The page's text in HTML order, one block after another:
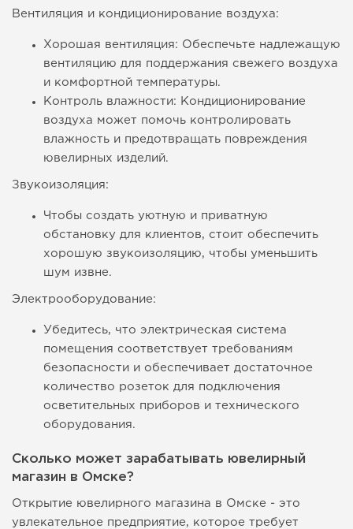
Вентиляция и кондиционирование воздуха:
Хорошая вентиляция: Обеспечьте надлежащую
вентиляцию для поддержания свежего воздуха
и комфортной температуры.
Контроль влажности: Кондиционирование
воздуха может помочь контролировать
влажность и предотвращать повреждения
ювелирных изделий.
Звукоизоляция:
Чтобы создать уютную и приватную
обстановку для клиентов, стоит обеспечить
хорошую звукоизоляцию, чтобы уменьшить
шум извне.
Электрооборудование:
Убедитесь, что электрическая система
помещения соответствует требованиям
безопасности и обеспечивает достаточное
количество розеток для подключения
осветительных приборов и технического
оборудования.
Сколько может зарабатывать ювелирный
магазин в Омске?
Открытие ювелирного магазина в Омске - это
увлекательное предприятие, которое требует